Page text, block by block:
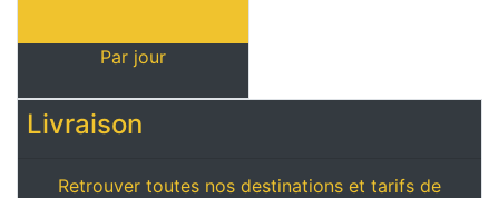
Par jour
Livraison
Retrouver toutes nos destinations et tarifs de